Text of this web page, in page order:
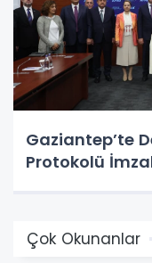
Gaziantep’te
Protokolü
Çok Okunanlar